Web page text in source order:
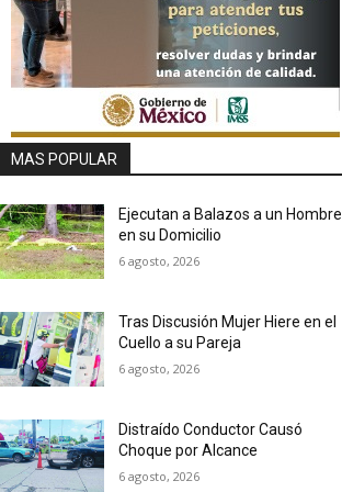
MAS POPULAR
Ejecutan a Balazos a un Hombre
en su Domicilio
6 agosto, 2026
Tras Discusión Mujer Hiere en el
Cuello a su Pareja
6 agosto, 2026
Distraído Conductor Causó
Choque por Alcance
6 agosto, 2026